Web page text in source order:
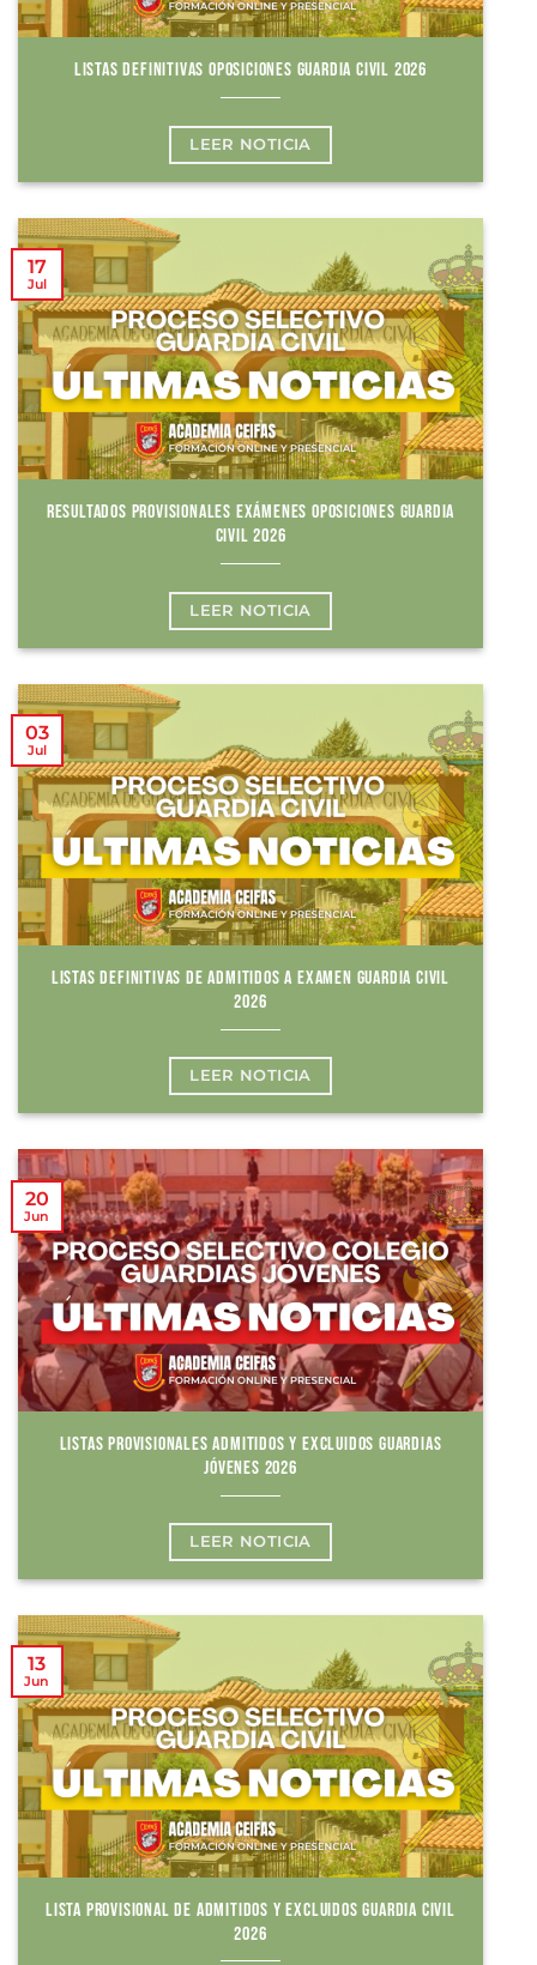
LISTAS DEFINITIVAS OPOSICIONES GUARDIA CIVIL 2026
LEER NOTICIA
RESULTADOS PROVISIONALES EXÁMENES OPOSICIONES GUARDIA
CIVIL 2026
LEER NOTICIA
17
Jul
LISTAS DEFINITIVAS DE ADMITIDOS A EXAMEN GUARDIA CIVIL
2026
LEER NOTICIA
03
Jul
LISTAS PROVISIONALES ADMITIDOS Y EXCLUIDOS GUARDIAS
JÓVENES 2026
LEER NOTICIA
20
Jun
LISTA PROVISIONAL DE ADMITIDOS Y EXCLUIDOS GUARDIA CIVIL
2026
13
Jun